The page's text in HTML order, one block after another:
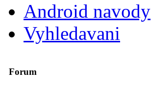
Android navody
Vyhledavani
Forum